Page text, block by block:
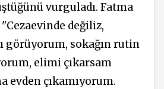
vurguladı. Fatma
değiliz,
görüyorum, sokağın rutin
elimi çıkarsam
evden çıkamıyorum.